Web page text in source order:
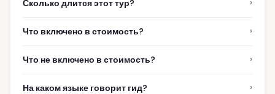
Сколько длится этот тур? ›
Что включено в стоимость? ›
Что не включено в стоимость? ›
На каком языке говорит гид? ›